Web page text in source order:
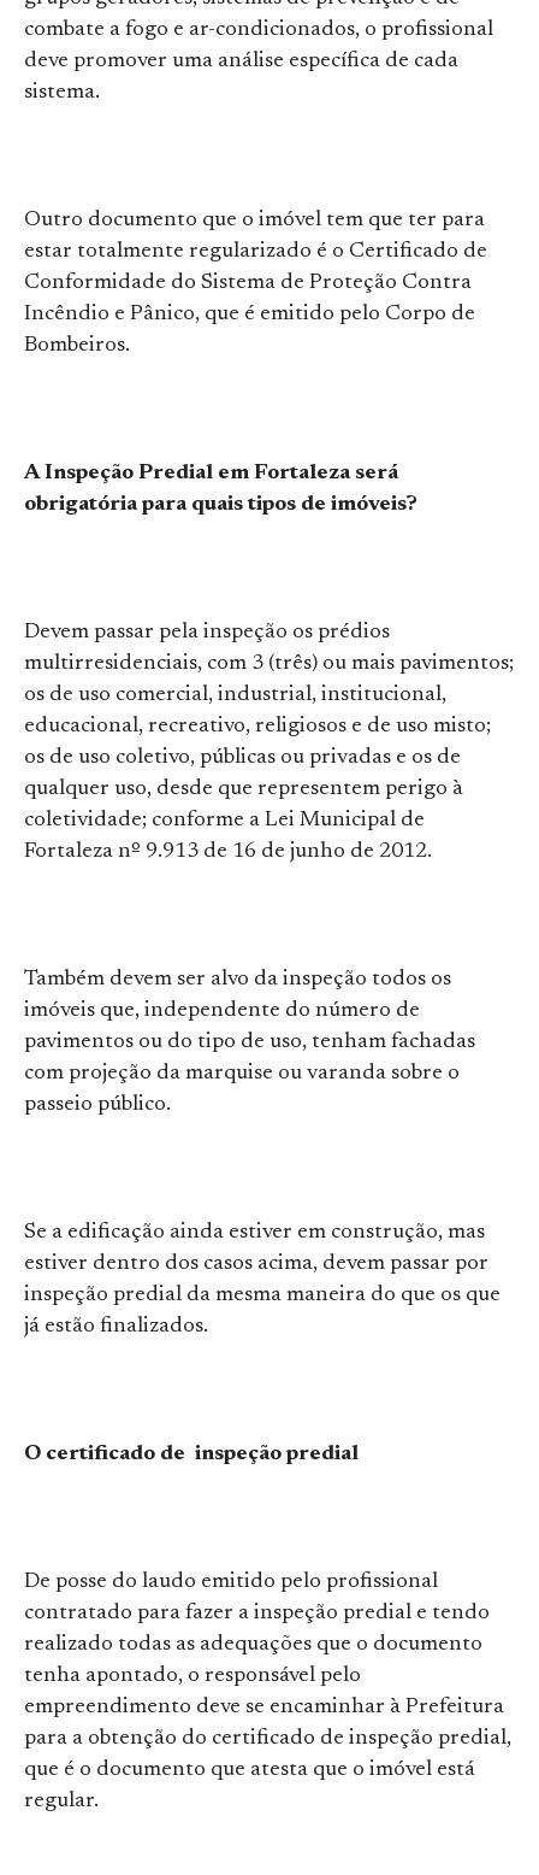
combate a fogo e ar-condicionados, o profissional
deve promover uma análise específica de cada
sistema.
Outro documento que o imóvel tem que ter para
estar totalmente regularizado é o Certificado de
Conformidade do Sistema de Proteção Contra
Incêndio e Pânico, que é emitido pelo Corpo de
Bombeiros.
A Inspeção Predial em Fortaleza será
obrigatória para quais tipos de imóveis?
Devem passar pela inspeção os prédios
multirresidenciais, com 3 (três) ou mais pavimentos;
os de uso comercial, industrial, institucional,
educacional, recreativo, religiosos e de uso misto;
os de uso coletivo, públicas ou privadas e os de
qualquer uso, desde que representem perigo à
coletividade; conforme a Lei Municipal de
Fortaleza nº 9.913 de 16 de junho de 2012.
Também devem ser alvo da inspeção todos os
imóveis que, independente do número de
pavimentos ou do tipo de uso, tenham fachadas
com projeção da marquise ou varanda sobre o
passeio público.
Se a edificação ainda estiver em construção, mas
estiver dentro dos casos acima, devem passar por
inspeção predial da mesma maneira do que os que
já estão finalizados.
O certificado de inspeção predial
De posse do laudo emitido pelo profissional
contratado para fazer a inspeção predial e tendo
realizado todas as adequações que o documento
tenha apontado, o responsável pelo
empreendimento deve se encaminhar à Prefeitura
para a obtenção do certificado de inspeção predial,
que é o documento que atesta que o imóvel está
regular.